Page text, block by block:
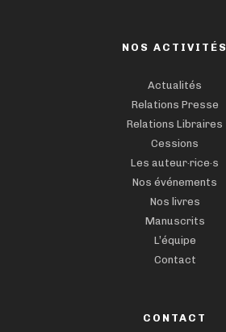
NOS ACTIVITÉS
Actualités
Relations Presse
Relations Libraires
Cessions
Les auteur·rice·s
Nos événements
Nos livres
Manuscrits
L’équipe
Contact
CONTACT